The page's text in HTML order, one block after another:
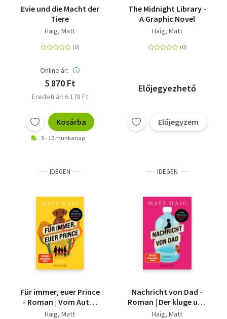
Evie und die Macht der
Tiere
Haig, Matt
Online ár:
5 870 Ft
Eredeti ár: 6 178 Ft
Kosárba
5 - 10 munkanap
The Midnight Library -
A Graphic Novel
Haig, Matt
Előjegyezhető
Előjegyzem
IDEGEN
Für immer, euer Prince
- Roman | Vom Autor
des SPIEGEL-
Haig, Matt
IDEGEN
Nachricht von Dad -
Roman | Der kluge und
einfühlsame Roman
Haig, Matt